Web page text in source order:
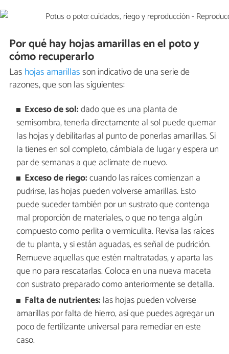
Por qué hay hojas amarillas en el poto y
cómo recuperarlo
Las hojas amarillasson indicativo de una serie de
razones, que son las siguientes:
Exceso de sol:dado que es una planta de
semisombra, tenerla directamente al sol puede quemar
las hojas y debilitarlas al punto de ponerlas amarillas. Si
la tienes en sol completo, cámbiala de lugar y espera un
par de semanas a que aclimate de nuevo.
Exceso de riego:cuando las raíces comienzan a
pudrirse, las hojas pueden volverse amarillas. Esto
puede suceder también por un sustrato que contenga
mal proporción de materiales, o que no tenga algún
compuesto como perlita o vermiculita. Revisa las raíces
de tu planta, y si están aguadas, es señal de pudrición.
Remueve aquellas que estén maltratadas, y aparta las
que no para rescatarlas. Coloca en una nueva maceta
con sustrato preparado como anteriormente se detalla.
Falta de nutrientes: las hojas pueden volverse
amarillas por falta de hierro, así que puedes agregar un
poco de fertilizante universal para remediar en este
caso.